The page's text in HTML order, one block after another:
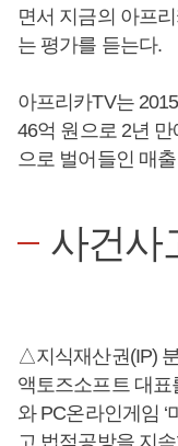
면서 지금의 아프
는 평가를 듣는다.
아프리카TV는
46억 원으로 2년
으로 벌어들인 매
사건사
△지식재산권(IP)
액토즈소프트 대
와 PC온라인게임 ‘
고 법적공방을 지속